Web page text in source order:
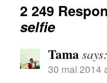
2 249
selfie
Tamasays:
30 mai 2014